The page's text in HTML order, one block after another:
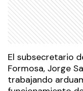
El subsecretario
Formosa, Jorge
trabajando